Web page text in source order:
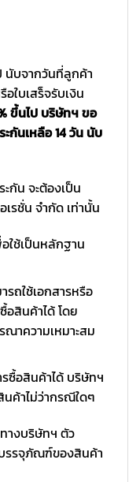
นับจากวันที่ลูกค้า
ใบเสร็จรับเงิน
ขึ้นไป บริษัทฯ ขอ
กันเหลือ 14 วัน นับ
กัน จะต้องเป็น
รชั่น จำกัด เท่านั้น
ใช้เป็นหลักฐาน
ถใช้เอกสารหรือ
สินค้าได้ โดย
าความเหมาะสม
ซื้อสินค้าได้ บริษัทฯ
ค้าไม่ว่ากรณีใดๆ
างบริษัทฯ ตัว
รรจุภัณฑ์ของสินค้า